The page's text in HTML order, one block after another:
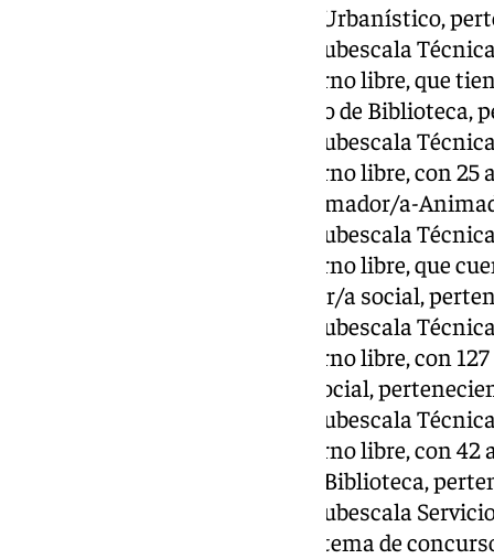
Dos plazas de Inspector/a Urbanístico,
Administración Especial, subescala
sistema de concurso, en turno libre, que
Una plaza de Técnico Medio de Biblioteca,
Administración Especial, subescala
sistema de concurso, en turno libre, con 25
Una plaza de Técnico Informador/a-
Administración Especial, subescala
sistema de concurso, en turno libre, que
Cuatro plazas de Trabajador/a social,
Administración Especial, subescala
sistema de concurso, en turno libre, con
Una plaza de Educador/a social,
Administración Especial, subescala
sistema de concurso, en turno libre, con
Tres plazas de Vigilante de Biblioteca,
Administración Especial, subescala
Especiales, mediante el sistema de